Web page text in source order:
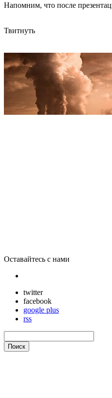
Напомним, что после
Твитнуть
Оставайтесь с нами
twitter
facebook
google plus
rss